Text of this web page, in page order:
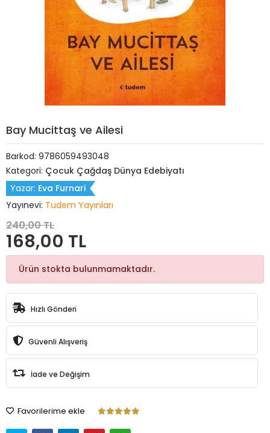
Bay Mucittaş ve Ailesi
Barkod: 9786059493048
Kategori: Çocuk Çağdaş Dünya Edebiyatı
Yazar: Eva Furnari
Yayınevi: Tudem Yayınları
240,00 TL
168,00 TL
Ürün stokta bulunmamaktadır.
Hızlı Gönderi
Güvenli Alışveriş
İade ve Değişim
Favorilerime ekle